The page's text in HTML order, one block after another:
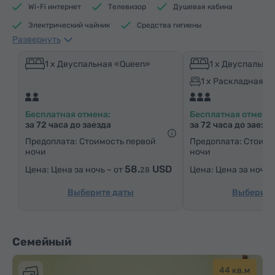
Wi-Fi интернет Телевизор Душевая кабина
Электрический чайник Средства гигиены
Полотенца
Шкаф/Гардероб Письменный стол Стол
Паркетные полы Чай
Развернуть
1 x Двуспальная «Queen»
Бесплатная отмена:
за 72 часа до заезда
Предоплата: Стоимость первой
ночи
Цена за ночь – от 58.28 USD
Выберите даты
1 x
1 x Раскладная
Бесплатная отмена:
за 72 часа до заезда
Предоплата:
ночи
Цена за ночь
Семейный
44 кв.м